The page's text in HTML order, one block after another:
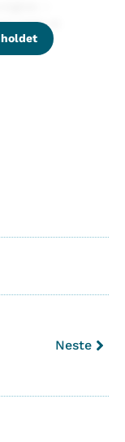
laget et
Nytt
Neste